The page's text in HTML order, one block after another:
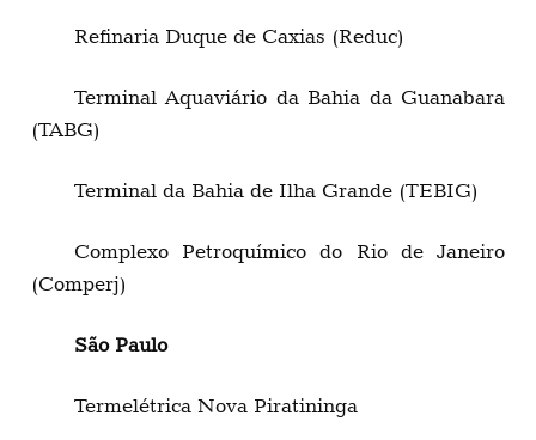
Refinaria Duque de Caxias (Reduc)
Terminal Aquaviário da Bahia da Guanabara
(TABG)
Terminal da Bahia de Ilha Grande (TEBIG)
Complexo Petroquímico do Rio de Janeiro
(Comperj)
São Paulo
Termelétrica Nova Piratininga